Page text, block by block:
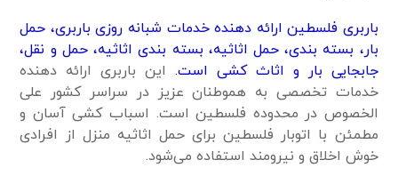
باربری فلسطین ارائه دهنده خدمات شبانه روزی باربری، حمل
بار، بسته بندی، حمل اثاثیه، بسته بندی اثاثیه، حمل و نقل،
جابجایی بار و اثاث کشی است.این باربری ارائه دهنده
خدمات تخصصی به هموطنان عزیز در سراسر کشور علی
الخصوص در محدوده فلسطین است. اسباب کشی آسان و
مطمئن با اتوبار فلسطین برای حمل اثاثیه منزل از افرادی
خوش اخلاق و نیرومند استفاده می‌شود.